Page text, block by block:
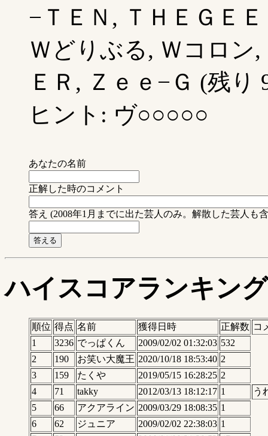
−ＴＥＮ, ＴＨＥＧＥ
Ｗどりぶる, Ｗコロン
ＥＲ, Ｚｅｅ−Ｇ (残り
ヒント: ヴ○○○○○
あなたの名前
正解した時のコメント
答え (2008年1月までに出た芸人のみ。解散した芸人も
ハイスコアランキング
順位 得点 名前 獲得日時 正解数 コ
1
3236 でっぱくん 2009/02/02 01:32:03 532
2
190 お笑い大魔王 2020/10/18 18:53:40 2
3
159 たくや 2019/05/15 16:28:25 2
4
71 takky 2012/03/13 18:12:17 1
う
5
66 アクアライン 2009/03/29 18:08:35 1
6
62 ジュニア 2009/02/02 22:38:03 1